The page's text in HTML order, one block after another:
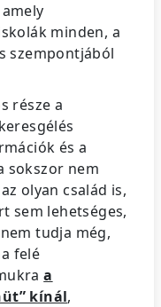
minden, a
szempontjából
része a
és a
sokszor nem
olyan család is,
sem lehetséges,
tudja még,
felé
a
kínál,